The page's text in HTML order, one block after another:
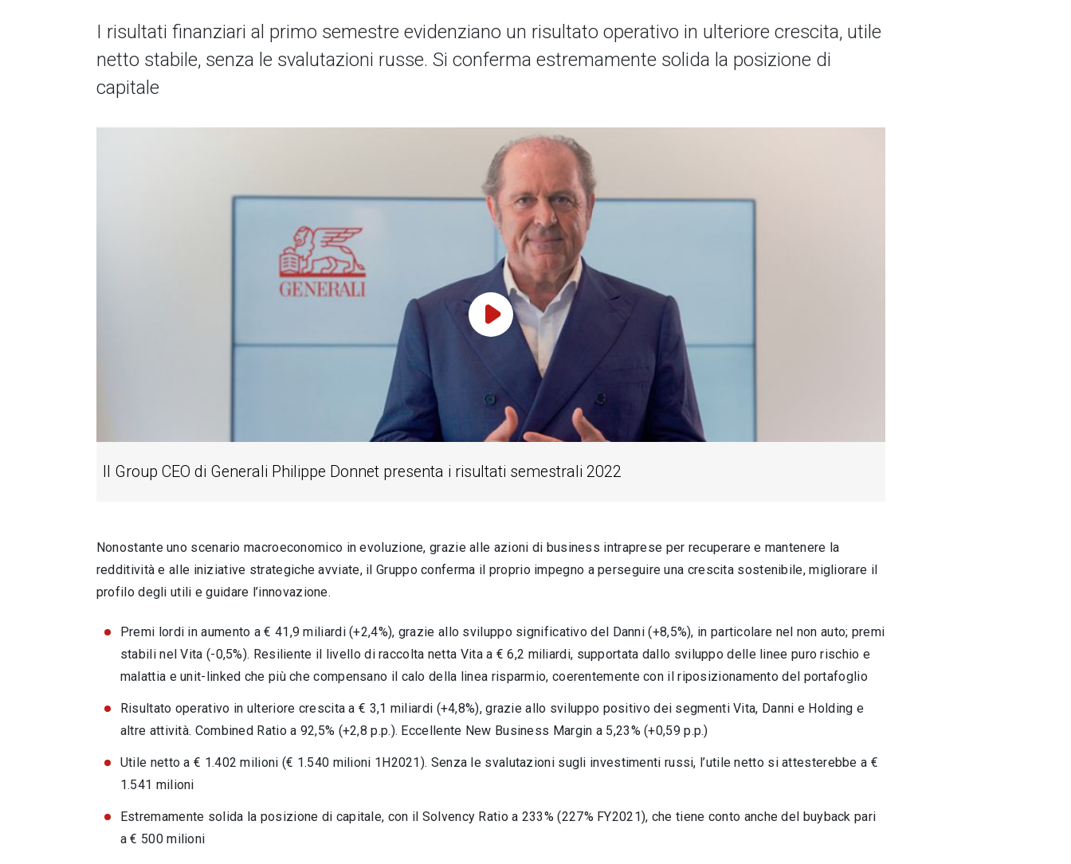
I risultati finanziari al primo semestre evidenziano un risultato operativo in ulteriore crescita, utile
netto stabile, senza le svalutazioni russe. Si conferma estremamente solida la posizione di
capitale
Il Group CEO di Generali Philippe Donnet presenta i risultati semestrali 2022
Play Video
Nonostante uno scenario macroeconomico in evoluzione, grazie alle azioni di business intraprese per recuperare e mantenere la
redditività e alle iniziative strategiche avviate,il Gruppo conferma il proprio impegno a perseguire una crescita sostenibile, migliorare il
profilo degli utili e guidare l’innovazione.
Premi lordi in aumento a € 41,9 miliardi (+2,4%), grazie allo sviluppo significativo del Danni (+8,5%), in particolare nel non auto; premi
stabili nel Vita (-0,5%). Resiliente il livello di raccolta netta Vita a € 6,2 miliardi, supportata dallo sviluppo delle linee puro rischio e
malattia e unit-linked che più che compensano il calo della linea risparmio, coerentemente con il riposizionamento del portafoglio
Risultato operativo in ulteriore crescita a € 3,1 miliardi (+4,8%), grazie allo sviluppo positivo dei segmenti Vita, Danni e Holding e
altre attività. Combined Ratio a 92,5% (+2,8 p.p.). Eccellente New Business Margin a 5,23% (+0,59 p.p.)
Utile netto a € 1.402 milioni (€ 1.540 milioni 1H2021). Senza le svalutazioni sugli investimenti russi, l’utile netto si attesterebbe a €
1.541 milioni
Estremamente solida la posizione di capitale, con il Solvency Ratio a 233% (227% FY2021), che tiene conto anche del buyback pari
a € 500 milioni